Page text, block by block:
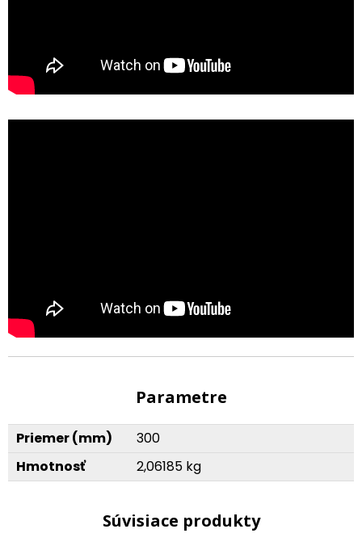
Parametre
Priemer (mm)
300
Hmotnosť
2,06185 kg
Súvisiace produkty